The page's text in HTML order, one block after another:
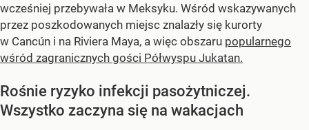
wcześniej przebywała w Meksyku. Wśród wskazywanych
przez poszkodowanych miejsc znalazły się kurorty
w Cancún i na Riviera Maya, a więc obszaru popularnego
wśród zagranicznych gości Półwyspu Jukatan.
Rośnie ryzyko infekcji pasożytniczej.
Wszystko zaczyna się na wakacjach